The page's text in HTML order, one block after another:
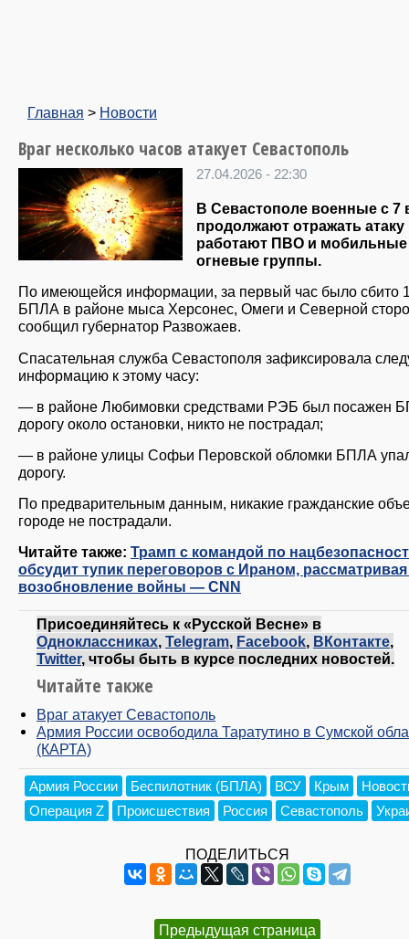
Главная > Новости
Враг несколько часов атакует Севастополь
27.04.2026 - 22:30
В Севастополе военные с 7
продолжают отражать атаку
работают ПВО и мобильные
огневые группы.
По имеющейся информации, за первый час было сбито
БПЛА в районе мыса Херсонес, Омеги и Северной
сообщил губернатор Развожаев.
Спасательная служба Севастополя зафиксировала
информацию к этому часу:
— в районе Любимовки средствами РЭБ был посажен
дорогу около остановки, никто не пострадал;
— в районе улицы Софьи Перовской обломки БПЛА
дорогу.
По предварительным данным, никакие гражданские
городе не пострадали.
Читайте также: Трамп c командой по
обсудит тупик переговоров с Ираном,
возобновление войны — CNN
Присоединяйтесь к «Русской Весне» в
Одноклассниках Telegram Facebook ВКонтакте
Twitter, чтобы быть в курсе последних новостей.
Читайте также
Враг атакует Севастополь
Армия России освободила Таратутино в Сумской
(КАРТА)
Армия России Беспилотник (БПЛА) ВСУ Крым
Операция Z
Происшествия Россия Севастополь
ПОДЕЛИТЬСЯ
Предыдущая страница